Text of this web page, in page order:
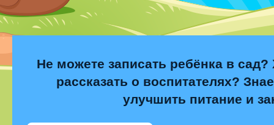
Не можете записать ребёнка в сад?
рассказать о воспитателях?
улучшить питание и